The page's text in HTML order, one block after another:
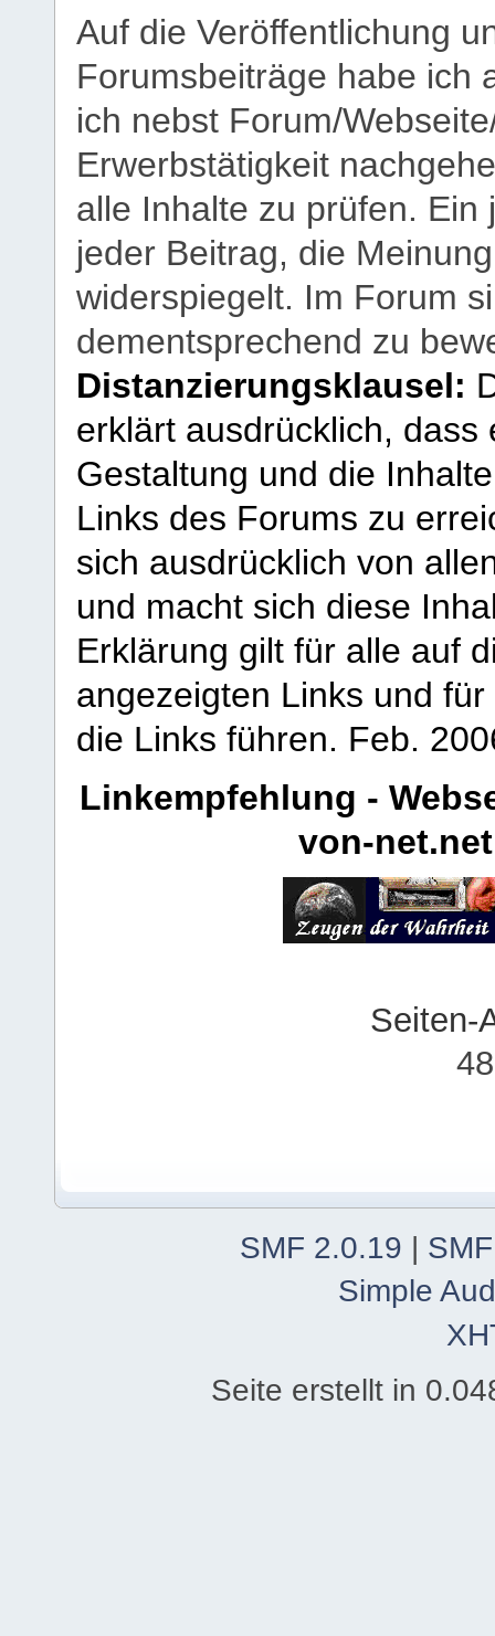
Auf die Veröffentlichung
Forumsbeiträge habe ich
ich nebst Forum/
Erwerbstätigkeit
alle Inhalte zu prüfen.
jeder Beitrag, die
widerspiegelt. Im Forum
dementsprechend zu
Distanzierungsklausel:
erklärt ausdrücklich,
Gestaltung und die
Links des Forums zu
sich ausdrücklich von
und macht sich diese
Erklärung gilt für alle auf
angezeigten Links und
die Links führen. Feb.
Linkempfehlung -
von-net.net
Seiten-
SMF 2.0.19 |
Simple
Seite erstellt in